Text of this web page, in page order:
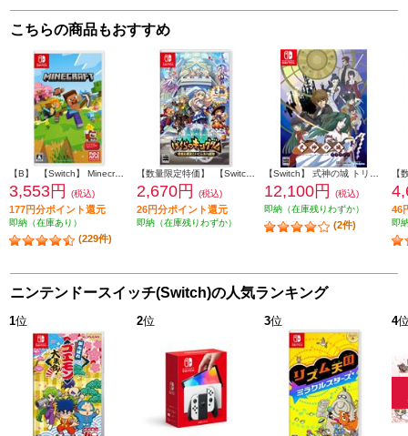
こちらの商品もおすすめ
【B】 【Switch】 Minecraft（マインクラフト）
3,553円 (税込)
177円分ポイント還元
即納（在庫あり）
(229件)
2,670円 (税込)
26円分ポイント還元
即納（在庫残りわずか）
12,100円
(税込)
即納（在庫残りわずか）
(2件)
46
即
ニンテンドースイッチ(Switch)の人気ランキング
1位 2位 3位 4